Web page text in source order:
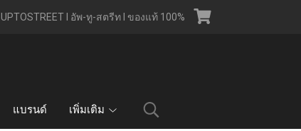
UPTOSTREET l อัพ-ทู-สตรีท l ของแท้ 100%
แบรนด์ เพิ่มเติม